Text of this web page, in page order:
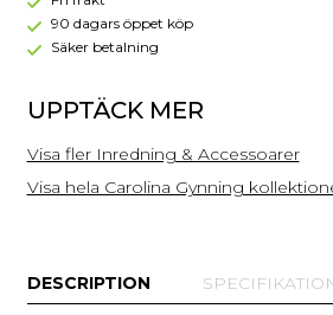
allkonstnär och satsar även på
design genomsyras av hennes
utveckla sin kreativitet genom sina
spännande material.
(Mega
kampanj)
90 dagars öppet köp
Säker betalning
UPPTÄCK MER
Visa fler Inredning & Accessoarer
Visa hela Carolina Gynning
DESCRIPTION